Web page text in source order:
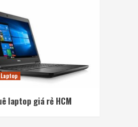
laptop giá rẻ HCM